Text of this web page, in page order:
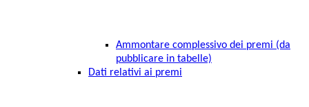
Ammontare complessivo dei premi (da
pubblicare in tabelle)
Dati relativi ai premi